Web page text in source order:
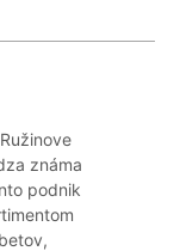
známa
podnik